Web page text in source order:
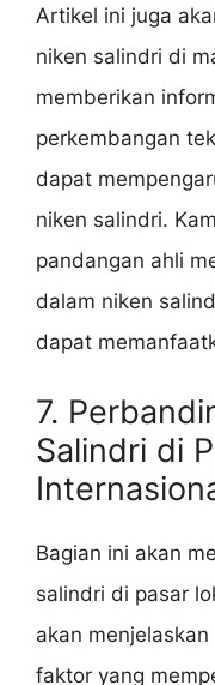
Artikel ini juga
niken salindri di
memberikan
perkembangan
dapat
niken salindri.
pandangan ahli
dalam niken
dapat
7.
Salindri di
Bagian ini akan
salindri di pasar
akan
faktor yang